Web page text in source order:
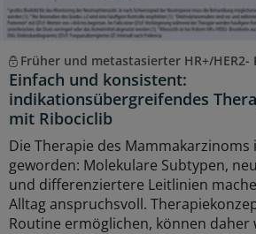
Früher und metastasierter HR+/HER2-
Einfach und konsistent:
indikationsübergreifendes
mit Ribociclib
Die Therapie des
geworden: Molekulare Subtypen,
und differenziertere Leitlinien
Alltag anspruchsvoll.
Routine ermöglichen, können daher